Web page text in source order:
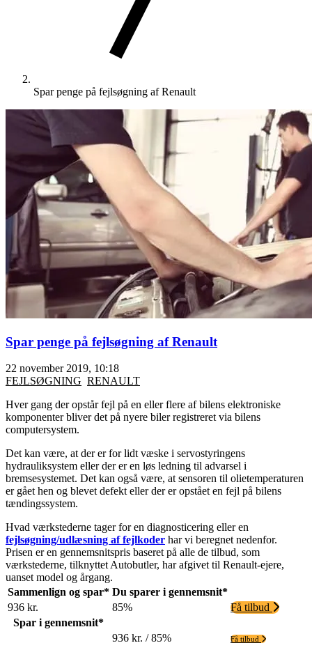
Spar penge på fejlsøgning af Renault
Spar penge på fejlsøgning af Renault
22 november 2019, 10:18
FEJLSØGNING RENAULT
Hver gang der opstår fejl på en eller flere af bilens elektroniske
komponenter bliver det på nyere biler registreret via bilens
computersystem.
Det kan være, at der er for lidt væske i servostyringens
hydrauliksystem eller der er en løs ledning til advarsel i
bremsesystemet. Det kan også være, at sensoren til olietemperaturen
er gået hen og blevet defekt eller der er opstået en fejl på bilens
tændingssystem.
Hvad værkstederne tager for en diagnosticering eller en
fejlsøgning/udlæsning af fejlkoder har vi beregnet nedenfor.
Prisen er en gennemsnitspris baseret på alle de tilbud, som
værkstederne, tilknyttet Autobutler, har afgivet til Renault-ejere,
uanset model og årgang.
Sammenlign og spar* Du sparer i gennemsnit*
936 kr.
85%
Få tilbud
Spar i gennemsnit*
936 kr. / 85%
Få tilbud